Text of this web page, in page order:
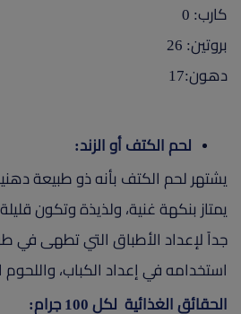
كارب: 0
بروتين: 26
دهون:17
لحم الكتف أو الزند:
يشتهر لحم الكتف بأنه ذو طبيعة
يمتاز بنكهة غنية، ولذيذة وتكون
جداً لإعداد الأطباق التي تطهى في
استخدامه في إعداد الكباب،
الحقائق الغذائية لكل 100 جرام: